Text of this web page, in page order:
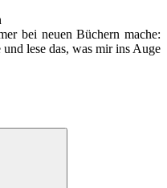
bei neuen Büchern mache:
lese das, was mir ins Auge